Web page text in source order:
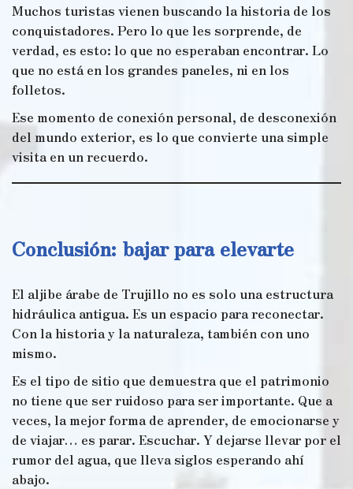
Muchos turistas vienen buscando la historia de los
conquistadores. Pero lo que les sorprende, de
verdad, es esto: lo que no esperaban encontrar. Lo
que no está en los grandes paneles, ni en los
folletos.
Ese momento de conexión personal, de desconexión
del mundo exterior, es lo que convierte una simple
visita en un recuerdo.
Conclusión: bajar para elevarte
El aljibe árabe de Trujillo no es solo una estructura
hidráulica antigua. Es un espacio para reconectar.
Con la historia y la naturaleza, también con uno
mismo.
Es el tipo de sitio que demuestra que el patrimonio
no tiene que ser ruidoso para ser importante. Que a
veces, la mejor forma de aprender, de emocionarse y
de viajar… es parar. Escuchar. Y dejarse llevar por el
rumor del agua, que lleva siglos esperando ahí
abajo.